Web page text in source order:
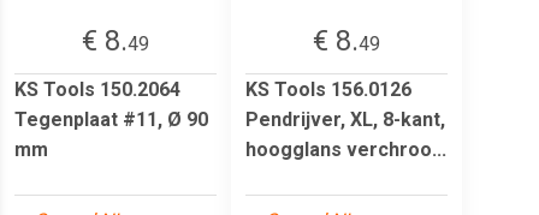
€ 8.49
KS Tools 150.2064
Tegenplaat #11, Ø 90
mm
€ 8.49
KS Tools 156.0126
Pendrijver, XL, 8-kant,
hoogglans verchroo...